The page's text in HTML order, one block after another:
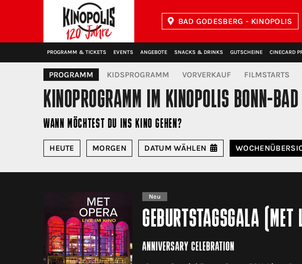
BAD GODESBERG - KINOPOLIS
PROGRAMM & TICKETS EVENTS ANGEBOTE SNACKS & DRINKS GUTSCHEINE CINECARD
PROGRAMM KIDSPROGRAMM VORVERKAUF FILMSTARTS
KINOPROGRAMM IM KINOPOLIS BONN-BAD
WANN MÖCHTEST DU INS KINO GEHEN?
HEUTE MORGEN DATUM WÄHLEN WOCHE
Neu
GEBURTSTAGSGALA (MET
ANNIVERSARY CELEBRATION